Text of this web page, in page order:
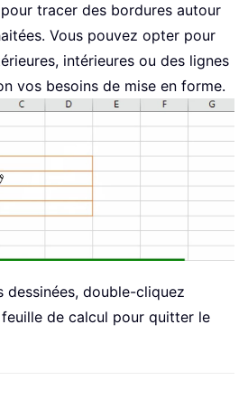
tracer des bordures autour
Vous pouvez opter pour
intérieures ou des lignes
vos besoins de mise en forme.
dessinées, double-cliquez
feuille de calcul pour quitter le